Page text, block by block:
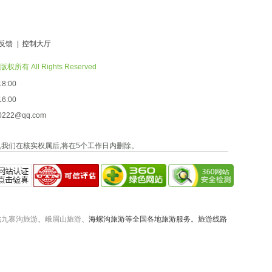
馈 控制大厅
权所有 All Rights Reserved
们在核实权属后,将在5个工作日内删除。
九寨沟旅游、 峨眉山旅游、海螺沟旅游等全国各地旅游服务。旅游线路